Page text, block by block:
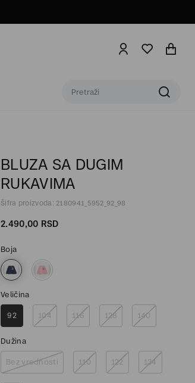
BLUZA SA DUGIM
RUKAVIMA
Šifra proizvoda: 2180941_5952_92_98
2.490,00 RSD
Boja
Veličina
92 104 116 128 140
Dužina
Bez vrednosti 110 122 134